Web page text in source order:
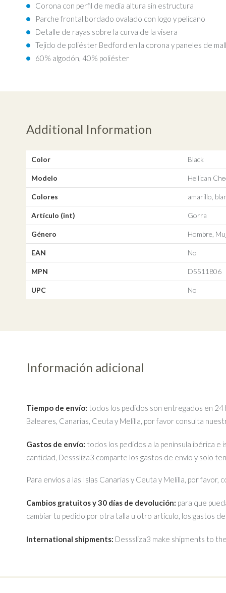
Corona con perfil de media altura sin estructura
Parche frontal bordado ovalado con logo y pelícano
Detalle de rayas sobre la curva de la visera
Tejido de poliéster Bedford en la corona y paneles de
60% algodón, 40% poliéster
Additional Information
Color Black
Modelo Hellican
Colores amarillo,
Artículo (int) Gorra
Género Hombre,
EAN No
MPN D5511806
UPC No
Información adicional
Tiempo de envío: todos los pedidos son entregados en 24
Baleares, Canarias, Ceuta y Melilla, por favor consulta
Gastos de envío: todos los pedidos a la península ibérica e
cantidad, Desssliza3 comparte los gastos de envío y solo
Para envíos a las Islas Canarias y Ceuta y Melilla, por favor,
Cambios gratuitos y 30 días de devolución: para que
cambiar tu pedido por otra talla u otro artículo, los gastos
International shipments: Desssliza3 make shipments to